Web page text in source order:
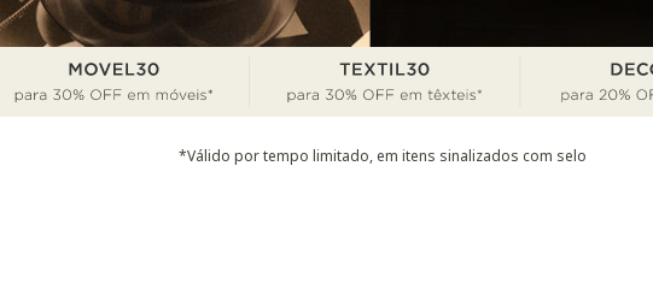
*Válido por tempo limitado, em itens sinalizados com selo